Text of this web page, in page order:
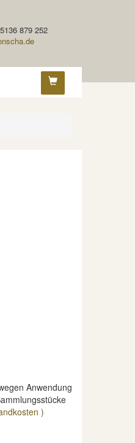
879 252
Anwendung
)